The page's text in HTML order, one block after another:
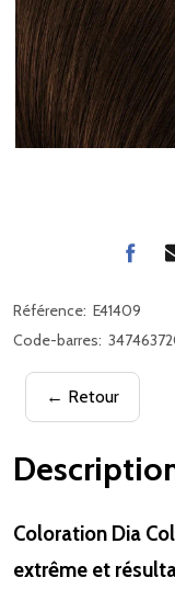
Référence: E41409
Code-barres:
← Retour
Coloration Dia
extrême et